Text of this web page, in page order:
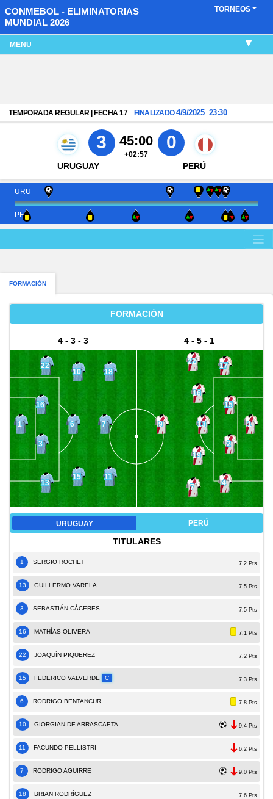
CONMEBOL - ELIMINATORIAS
MUNDIAL 2026
TORNEOS
MENU
TEMPORADA REGULAR | FECHA 17 FINALIZADO4/9/2025 23:30
URUGUAY
3 45:00
+02:57
0
PERÚ
URU
PER
FORMACIÓN
FORMACIÓN
4 - 3 - 3
1
22
16
3
13
10
6
15
18
7
11
4 - 5 - 1
1
17
15
2
4
22
16
13
19
7
9
URUGUAY PERÚ
TITULARES
1 SERGIO ROCHET 7.2 Pts
13 GUILLERMO VARELA 7.5 Pts
3 SEBASTIÁN CÁCERES 7.5 Pts
16 MATHÍ­AS OLIVERA 7.1 Pts
22 JOAQUÍN PIQUEREZ 7.2 Pts
15 FEDERICO VALVERDE C 7.3 Pts
6 RODRIGO BENTANCUR 7.8 Pts
10 GIORGIAN DE ARRASCAETA 9.4 Pts
11 FACUNDO PELLISTRI 6.2 Pts
7 RODRIGO AGUIRRE 9.0 Pts
18 BRIAN RODRÍGUEZ 7.6 Pts